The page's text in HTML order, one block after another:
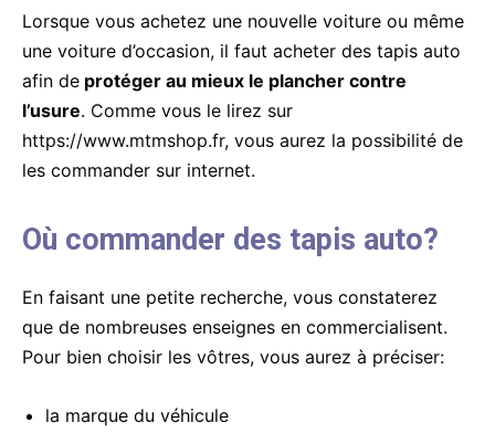
Lorsque vous achetez une nouvelle voiture ou même
une voiture d’occasion, il faut acheter des tapis auto
afin de protéger au mieux le plancher contre
l’usure. Comme vous le lirez sur
https://www.mtmshop.fr, vous aurez la possibilité de
les commander sur internet.
Où commander des tapis auto?
En faisant une petite recherche, vous constaterez
que de nombreuses enseignes en commercialisent.
Pour bien choisir les vôtres, vous aurez à préciser:
la marque du véhicule